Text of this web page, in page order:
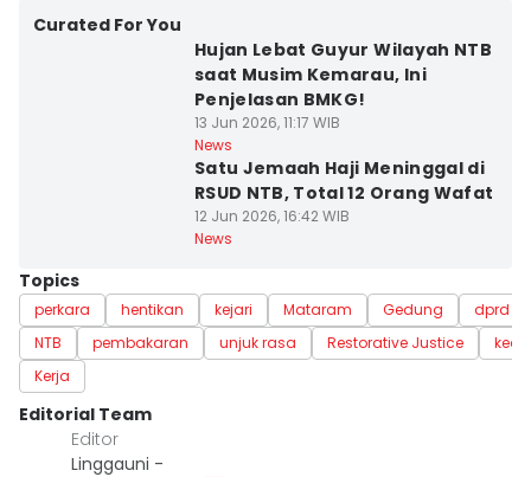
Curated For You
Hujan Lebat Guyur Wilayah NTB
saat Musim Kemarau, Ini
Penjelasan BMKG!
13 Jun 2026, 11:17 WIB
News
Satu Jemaah Haji Meninggal di
RSUD NTB, Total 12 Orang Wafat
12 Jun 2026, 16:42 WIB
News
Topics
perkara hentikan kejari Mataram Gedung
dprd
NTB
pembakaran unjuk rasa Restorative Justice
Kerja
Editorial Team
Editor
Linggauni -